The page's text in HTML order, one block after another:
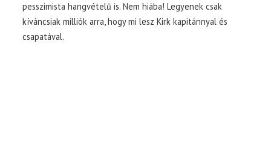
pesszimista hangvételű is. Nem hiába! Legyenek csak
kíváncsiak milliók arra, hogy mi lesz Kirk kapitánnyal és
csapatával.